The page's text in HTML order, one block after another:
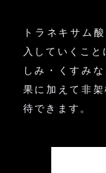
トラネキサム
入していくこと
しみ・くすみ
果に加えて非
待できます。